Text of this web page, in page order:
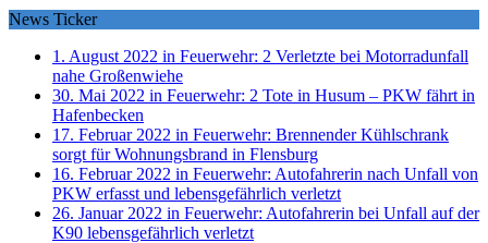
News Ticker
1. August 2022 in Feuerwehr: 2 Verletzte bei Motorradunfall
nahe Großenwiehe
30. Mai 2022 in Feuerwehr: 2 Tote in Husum – PKW fährt in
Hafenbecken
17. Februar 2022 in Feuerwehr: Brennender Kühlschrank
sorgt für Wohnungsbrand in Flensburg
16. Februar 2022 in Feuerwehr: Autofahrerin nach Unfall von
PKW erfasst und lebensgefährlich verletzt
26. Januar 2022 in Feuerwehr: Autofahrerin bei Unfall auf der
K90 lebensgefährlich verletzt